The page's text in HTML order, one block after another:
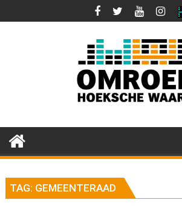
naar
TAG: GEMEENTERAAD